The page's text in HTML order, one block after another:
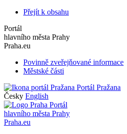
Přejít k obsahu
Portál
hlavního města Prahy
Praha.eu
Povinně zveřejňované informace
Městské části
Portál Pražana
Česky English
Portál
hlavního města Prahy
Praha.eu